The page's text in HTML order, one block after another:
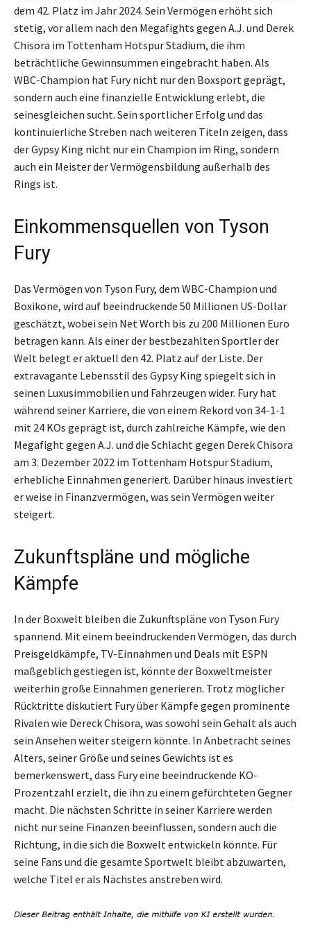
dem 42. Platz im Jahr 2024. Sein Vermögen erhöht sich
stetig, vor allem nach den Megafights gegen A.J. und Derek
Chisora im Tottenham Hotspur Stadium, die ihm
beträchtliche Gewinnsummen eingebracht haben. Als
WBC-Champion hat Fury nicht nur den Boxsport geprägt,
sondern auch eine finanzielle Entwicklung erlebt, die
seinesgleichen sucht. Sein sportlicher Erfolg und das
kontinuierliche Streben nach weiteren Titeln zeigen, dass
der Gypsy King nicht nur ein Champion im Ring, sondern
auch ein Meister der Vermögensbildung außerhalb des
Rings ist.
Einkommensquellen von Tyson
Fury
Das Vermögen von Tyson Fury, dem WBC-Champion und
Boxikone, wird auf beeindruckende 50 Millionen US-Dollar
geschätzt, wobei sein Net Worth bis zu 200 Millionen Euro
betragen kann. Als einer der bestbezahlten Sportler der
Welt belegt er aktuell den 42. Platz auf der Liste. Der
extravagante Lebensstil des Gypsy King spiegelt sich in
seinen Luxusimmobilien und Fahrzeugen wider. Fury hat
während seiner Karriere, die von einem Rekord von 34-1-1
mit 24 KOs geprägt ist, durch zahlreiche Kämpfe, wie den
Megafight gegen A.J. und die Schlacht gegen Derek Chisora
am 3. Dezember 2022 im Tottenham Hotspur Stadium,
erhebliche Einnahmen generiert. Darüber hinaus investiert
er weise in Finanzvermögen, was sein Vermögen weiter
steigert.
Zukunftspläne und mögliche
Kämpfe
In der Boxwelt bleiben die Zukunftspläne von Tyson Fury
spannend. Mit einem beeindruckenden Vermögen, das durch
Preisgeldkämpfe, TV-Einnahmen und Deals mit ESPN
maßgeblich gestiegen ist, könnte der Boxweltmeister
weiterhin große Einnahmen generieren. Trotz möglicher
Rücktritte diskutiert Fury über Kämpfe gegen prominente
Rivalen wie Dereck Chisora, was sowohl sein Gehalt als auch
sein Ansehen weiter steigern könnte. In Anbetracht seines
Alters, seiner Größe und seines Gewichts ist es
bemerkenswert, dass Fury eine beeindruckende KO-
Prozentzahl erzielt, die ihn zu einem gefürchteten Gegner
macht. Die nächsten Schritte in seiner Karriere werden
nicht nur seine Finanzen beeinflussen, sondern auch die
Richtung, in die sich die Boxwelt entwickeln könnte. Für
seine Fans und die gesamte Sportwelt bleibt abzuwarten,
welche Titel er als Nächstes anstreben wird.